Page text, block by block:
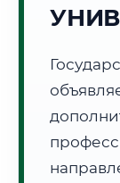
Субъект:
Часовой пояс:
Формат учебы: